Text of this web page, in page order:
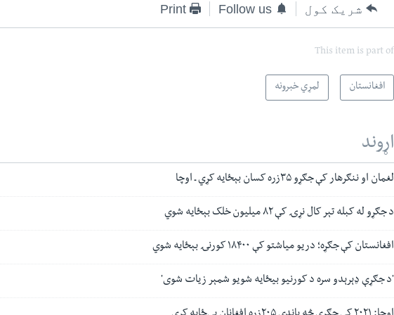
شریک کول Follow us
Print
This item is part of
افغانستان لمړي خبرونه
اړوند
لغمان او ننګرهار کې جګړو ۳۵زره کسان بېځایه کړي ـ اوچا
د جګړو له کبله تېر کال نړۍ کې ۸۲ میلیون خلک بېځایه شوي
افغانستان کې جګړه؛ دریو میاشتو کې ۱۸۴۰۰ کورنۍ بېځایه شوي
'د جګړې ډېرېدو سره د کورنیو بیځایه شویو شمېر زیات شوی'